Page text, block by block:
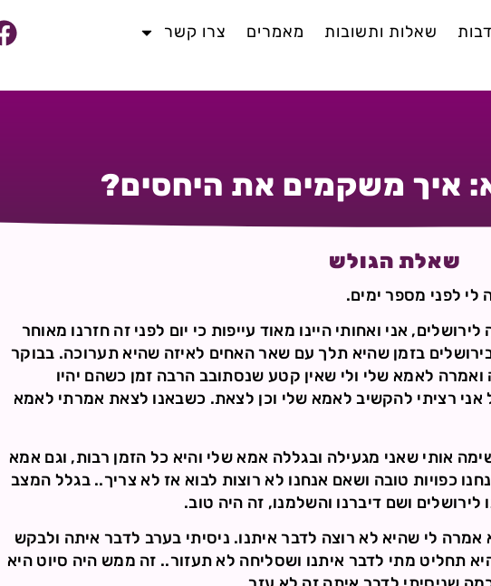
שאלות ותשובות מאמרים צרו קשר
איך משקמים את היחסים?
שאלת הגולש
לפני מספר ימים.
אני ואחותי היינו מאוד עייפות כי יום לפני זה חזרנו מאוחר
בזמן שהיא תלך עם שאר האחים לאיזה שהיא תערוכה. בבוקר
לאמא שלי ולי שאין קטע שנסתובב הרבה זמן כשהם יהיו
רציתי להקשיב לאמא שלי וכן לצאת. כשבאנו לצאת אמרתי לאמא
אותי שאני מגעילה ובגללה אמא שלי והיא כל הזמן רבות, וגם אמא
כפויות טובה ושאם אנחנו לא רוצות לבוא אז לא צריך.. בגלל המצב
ושם דיברנו והשלמנו, זה היה טוב.
לי שהיא לא רוצה לדבר איתנו. ניסיתי בערב לדבר איתה ולבקש
תחליט מתי לדבר איתנו ושסליחה לא תעזור.. זה ממש היה סיוט היא